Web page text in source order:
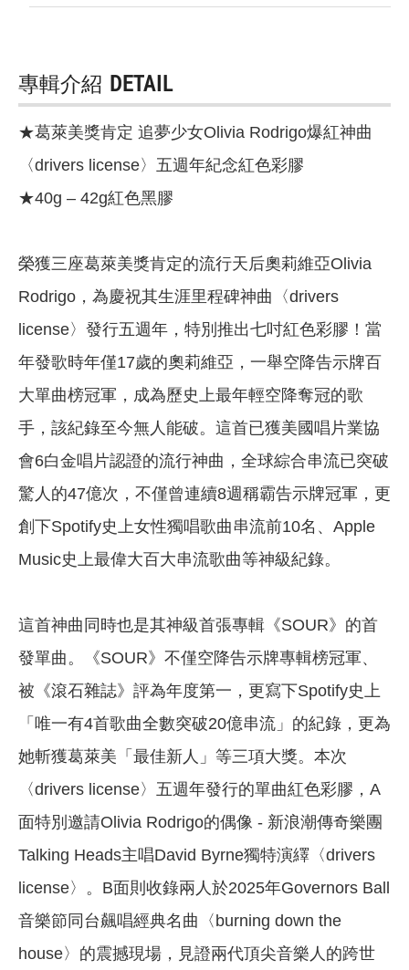
專輯介紹 DETAIL
★葛萊美獎肯定 追夢少女Olivia Rodrigo爆紅神曲
〈drivers license〉五週年紀念紅色彩膠
★40g – 42g紅色黑膠
榮獲三座葛萊美獎肯定的流行天后奧莉維亞Olivia
Rodrigo，為慶祝其生涯里程碑神曲〈drivers
license〉發行五週年，特別推出七吋紅色彩膠！當
年發歌時年僅17歲的奧莉維亞，一舉空降告示牌百
大單曲榜冠軍，成為歷史上最年輕空降奪冠的歌
手，該紀錄至今無人能破。這首已獲美國唱片業協
會6白金唱片認證的流行神曲，全球綜合串流已突破
驚人的47億次，不僅曾連續8週稱霸告示牌冠軍，更
創下Spotify史上女性獨唱歌曲串流前10名、Apple
Music史上最偉大百大串流歌曲等神級紀錄。
這首神曲同時也是其神級首張專輯《SOUR》的首
發單曲。《SOUR》不僅空降告示牌專輯榜冠軍、
被《滾石雜誌》評為年度第一，更寫下Spotify史上
「唯一有4首歌曲全數突破20億串流」的紀錄，更為
她斬獲葛萊美「最佳新人」等三項大獎。本次
〈drivers license〉五週年發行的單曲紅色彩膠，A
面特別邀請Olivia Rodrigo的偶像 - 新浪潮傳奇樂團
Talking Heads主唱David Byrne獨特演繹〈drivers
license〉。B面則收錄兩人於2025年Governors Ball
音樂節同台飆唱經典名曲〈burning down the
house〉的震撼現場，見證兩代頂尖音樂人的跨世